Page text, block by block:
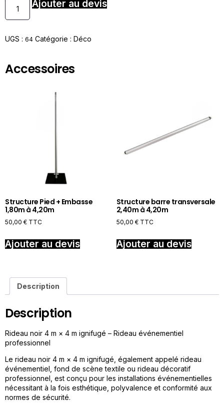
Ajouter au devis
UGS : 64 Catégorie : Déco
Accessoires
Structure Pied + Embasse
1,80m à 4,20m
50,00 € TTC
Ajouter au devis
Structure barre transversale
2,40m à 4,20m
50,00 € TTC
Ajouter au devis
Description
Description
Rideau noir 4 m × 4 m ignifugé – Rideau événementiel
professionnel
Le rideau noir 4 m × 4 m ignifugé, également appelé rideau
événementiel, fond de scène textile ou rideau décoratif
professionnel, est conçu pour les installations événementielles
nécessitant à la fois esthétique, polyvalence et conformité aux
normes de sécurité.